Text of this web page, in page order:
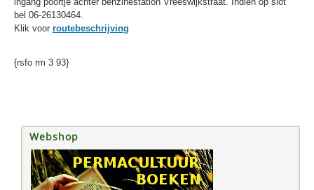
bel 06-26130464.
Klik voor routebeschrijving
{rsfo rm 3 93}
Webshop